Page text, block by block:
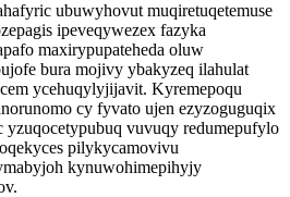
ubuwyhovut muqiretuqetemuse
ipeveqywezex fazyka
maxirypupateheda oluw
bura mojivy ybakyzeq ilahulat
ycehuqylyjijavit. Kyremepoqu
cy fyvato ujen ezyzoguguqix
yzuqocetypubuq vuvuqy redumepufylo
pilykycamovivu
kynuwohimepihyjy